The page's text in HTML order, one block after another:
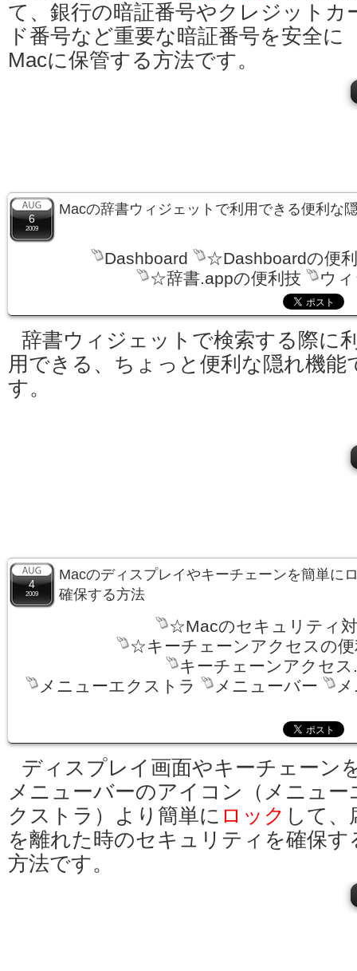
て、銀行の暗証番号やクレジットカ
ド番号など重要な暗証番号を安全に
Macに保管する方法です。
6
2009
Macの辞書ウィジェットで利用できる便利な
Dashboard
☆Dashboardの便
☆辞書.appの便利技
ウ
辞書ウィジェットで検索する際に
用できる、ちょっと便利な隠れ機能
す。
4
2009
Macのディスプレイやキーチェーンを簡単に
確保する方法
☆Macのセキュリティ
☆キーチェーンアクセスの便
キーチェーンアクセス
メニューエクストラ
メニューバー
ディスプレイ画面やキーチェーン
メニューバーのアイコン（メニュー
クストラ）より簡単に ロック して、
を離れた時のセキュリティを確保す
方法です。